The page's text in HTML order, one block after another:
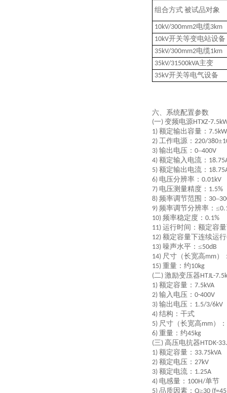
组合方式 被试品对象
10kV/300mm2电缆3km
10kV开关等变电站设备
35kV/300mm2电缆1km
35kV/31500kVA主变
35kV开关等电气设备
六、系统配置参数
(一) 变频电源HTXZ-
1) 额定输出容量： 7.5kW
2) 工作电源： 220/380±
3) 输出电压： 0–400V
4) 额定输入电流：
5) 额定输出电流：
6) 电压分辨率： 0.01kV
7) 电压测量精度： 1.5%
8) 频率调节范围： 30–
9) 频率调节分辨率：≤
10) 频率稳定度： 0.1%
11) 运行时间：额定容
12) 额定容量下连续运行
13) 噪声水平：≤50dB
14) 尺寸（长宽高mm）
15) 重量：约10kg
(二) 激励变压器HTJL-
1) 额定容量： 7.5kVA
2) 输入电压： 0-400V
3) 输出电压： 1.5/3/6kV
4) 结构：干式
5) 尺寸（长宽高mm）：
6) 重量：约45kg
(三) 高压电抗器HTDK-
1) 额定容量： 33.75kVA
2) 额定电压： 27kV
3) 额定电流： 1.25A
4) 电感量： 100H/单节
5) 品质因素： Q≥30